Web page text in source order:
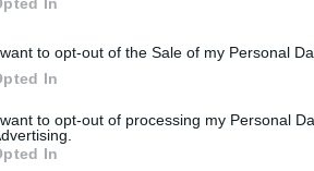
to opt-out of the Sale of my Personal
In
to opt-out of processing my Personal
In
GREECE